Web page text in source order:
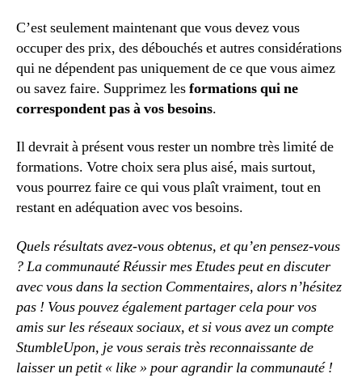
C’est seulement maintenant que vous devez vous
occuper des prix, des débouchés et autres considérations
qui ne dépendent pas uniquement de ce que vous aimez
ou savez faire. Supprimez lesformations qui ne
correspondent pas à vos besoins.
Il devrait à présent vous rester un nombre très limité de
formations. Votre choix sera plus aisé, mais surtout,
vous pourrez faire ce qui vous plaît vraiment, tout en
restant en adéquation avec vos besoins.
Quels résultats avez-vous obtenus, et qu’en pensez-vous
? La communauté Réussir mes Etudes peut en discuter
avec vous dans la section Commentaires, alors n’hésitez
pas ! Vous pouvez également partager cela pour vos
amis sur les réseaux sociaux, et si vous avez un compte
StumbleUpon, je vous serais très reconnaissante de
laisser un petit « like » pour agrandir la communauté !